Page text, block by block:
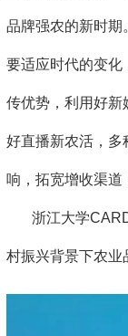
品牌强农的新时期
要适应时代的变化
传优势，利用好新
好直播新农活，多
响，拓宽增收渠道
浙江大学
村振兴背景下农业